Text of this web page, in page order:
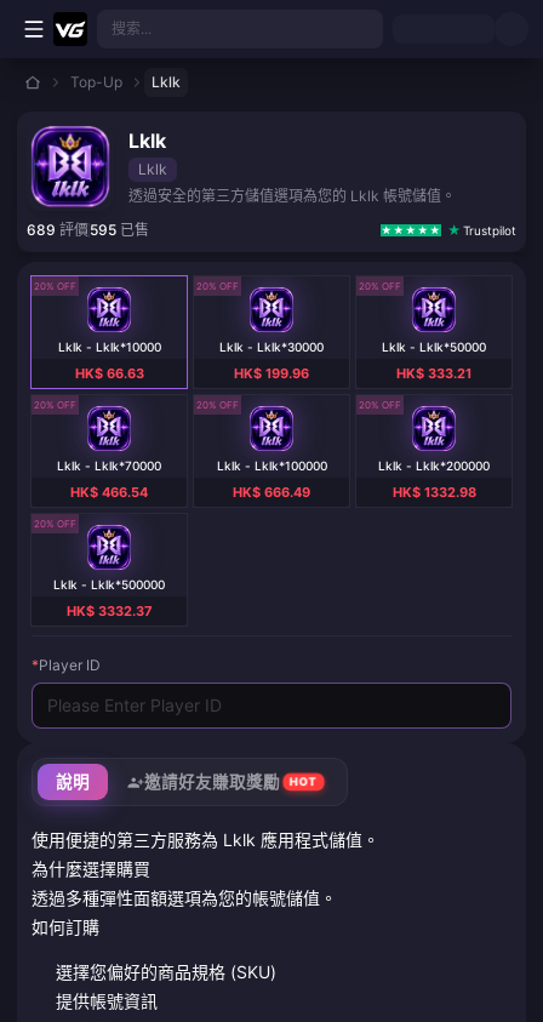
跳至主要內容
搜索...
Top-Up Lklk
Lklk
Lklk
透過安全的第三方儲值選項為您的 Lklk 帳號儲值。
689 評價595 已售 Trustpilot
說明 邀請好友賺取獎勵 HOT
使用便捷的第三方服務為 Lklk 應用程式儲值。
為什麼選擇購買
透過多種彈性面額選項為您的帳號儲值。
如何訂購
選擇您偏好的商品規格 (SKU)
提供帳號資訊
20% OFF
Lklk - Lklk*10000
HK$ 66.63
20% OFF
Lklk - Lklk*30000
HK$ 199.96
20% OFF
Lklk - Lklk*50000
HK$ 333.21
20% OFF
Lklk - Lklk*70000
HK$ 466.54
20% OFF
Lklk - Lklk*100000
HK$ 666.49
20% OFF
Lklk - Lklk*200000
HK$ 1332.98
20% OFF
Lklk - Lklk*500000
HK$ 3332.37
*Player ID